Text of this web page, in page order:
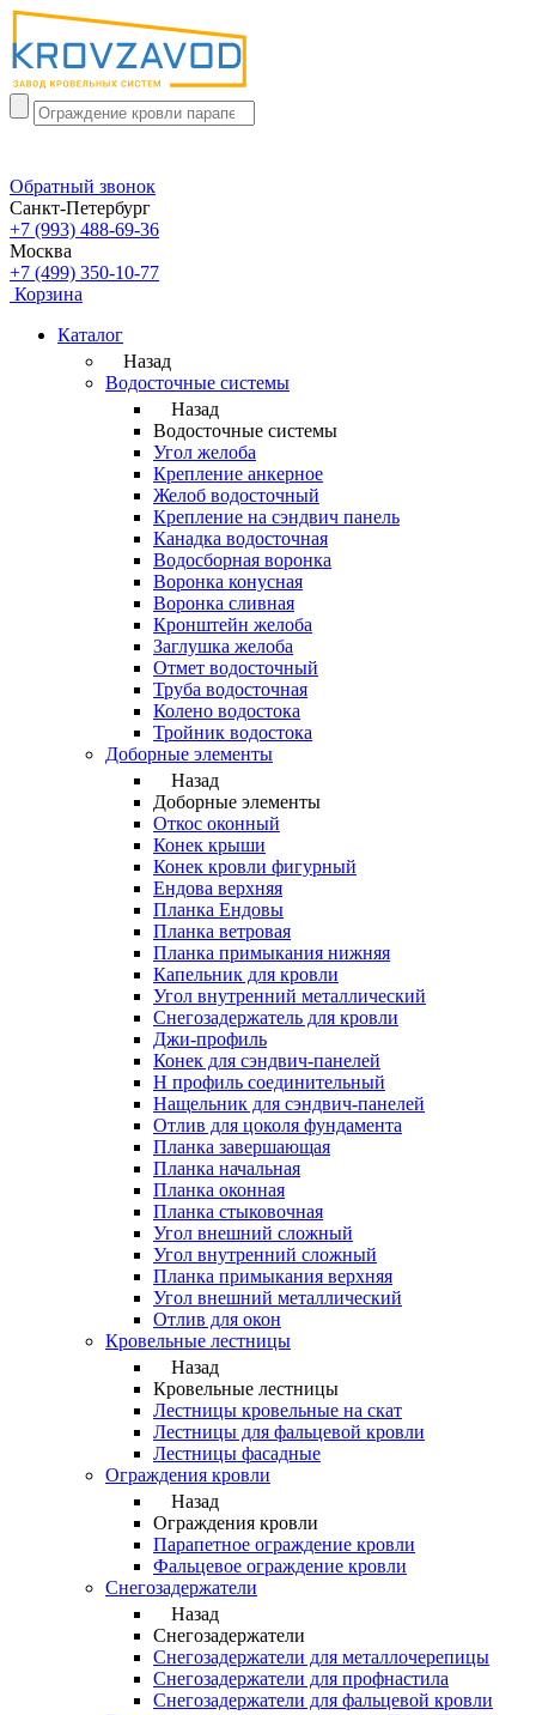
Обратный звонок
Санкт-Петербург
+7 (993) 488-69-36
Москва
+7 (499) 350-10-77
Корзина
Каталог
Назад
Водосточные системы
Назад
Водосточные системы
Угол желоба
Крепление анкерное
Желоб водосточный
Крепление на сэндвич панель
Канадка водосточная
Водосборная воронка
Воронка конусная
Воронка сливная
Кронштейн желоба
Заглушка желоба
Отмет водосточный
Труба водосточная
Колено водостока
Тройник водостока
Доборные элементы
Назад
Доборные элементы
Откос оконный
Конек крыши
Конек кровли фигурный
Ендова верхняя
Планка Ендовы
Планка ветровая
Планка примыкания нижняя
Капельник для кровли
Угол внутренний металлический
Снегозадержатель для кровли
Джи-профиль
Конек для сэндвич-панелей
Н профиль соединительный
Нащельник для сэндвич-панелей
Отлив для цоколя фундамента
Планка завершающая
Планка начальная
Планка оконная
Планка стыковочная
Угол внешний сложный
Угол внутренний сложный
Планка примыкания верхняя
Угол внешний металлический
Отлив для окон
Кровельные лестницы
Назад
Кровельные лестницы
Лестницы кровельные на скат
Лестницы для фальцевой кровли
Лестницы фасадные
Ограждения кровли
Назад
Ограждения кровли
Парапетное ограждение кровли
Фальцевое ограждение кровли
Снегозадержатели
Назад
Снегозадержатели
Снегозадержатели для металлочерепицы
Снегозадержатели для профнастила
Снегозадержатели для фальцевой кровли